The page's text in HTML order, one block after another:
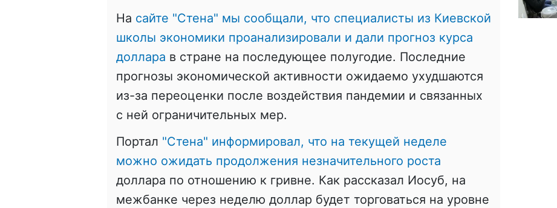
На сайте "Стена" мы сообщали, что специалисты из Киевской
школы экономики проанализировали и дали прогноз курса
доллара в стране на последующее полугодие. Последние
прогнозы экономической активности ожидаемо ухудшаются
из-за переоценки после воздействия пандемии и связанных
с ней ограничительных мер.
Портал "Стена" информировал, что на текущей неделе
можно ожидать продолжения незначительного роста
доллара по отношению к гривне. Как рассказал Иосуб, на
межбанке через неделю доллар будет торговаться на уровне